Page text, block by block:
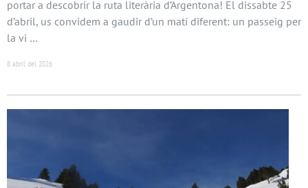
portar a descobrir la ruta literària d’Argentona! El dissabte 25
d’abril, us convidem a gaudir d’un matí diferent: un passeig per
la vi …
8 abril del 2026